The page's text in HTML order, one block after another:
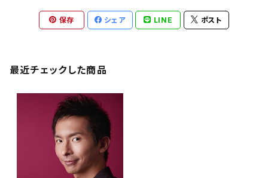
保存 シェア LINE ポスト
最近チェックした商品